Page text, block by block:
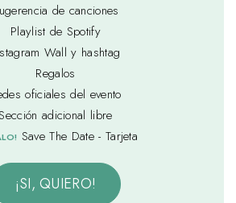
de canciones
Playlist de Spotify
Wall y hashtag
Regalos
oficiales del evento
adicional libre
Save The Date - Tarjeta
¡SI, QUIERO!